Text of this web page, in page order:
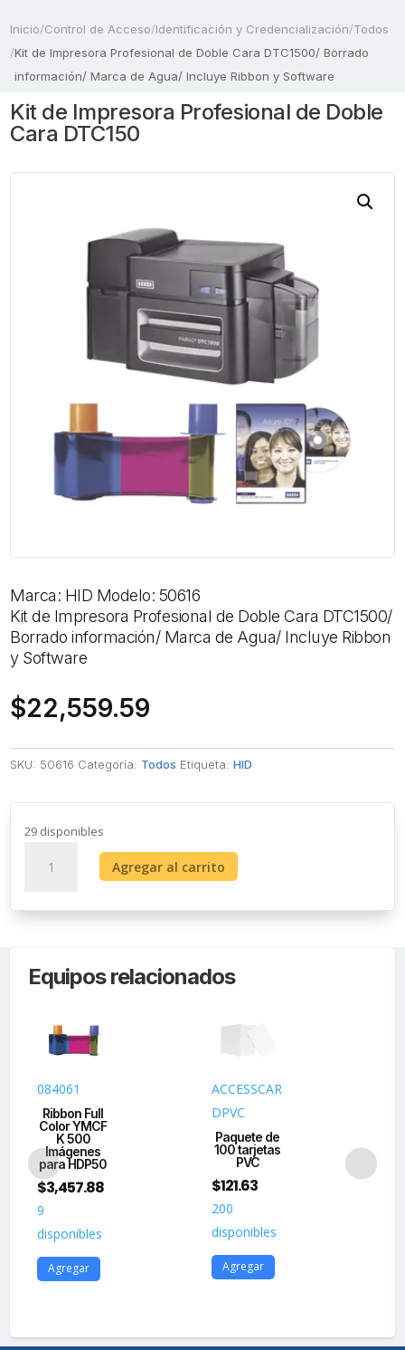
Inicio/Control de Acceso/Identificación y Credencialización/Todos
/Kit de Impresora Profesional de Doble Cara DTC1500/ Borrado
información/ Marca de Agua/ Incluye Ribbon y Software
Kit de Impresora Profesional de Doble
Cara DTC150
Marca: HID Modelo: 50616
Kit de Impresora Profesional de Doble Cara DTC1500/
Borrado información/ Marca de Agua/ Incluye Ribbon
y Software
$22,559.59
SKU: 50616 Categoría: Todos Etiqueta:HID
29 disponibles
Profesional
Cara
información/
Marca
Incluye
Ribbon
y
Software
cantidad
Agregar al carrito
Equipos relacionados
084061
Ribbon Full
Color YMCF
K 500
Imágenes
para HDP50
$3,457.88
9
disponibles
Agregar
ACCESSCAR
DPVC
Paquete de
100 tarjetas
PVC
$121.63
200
disponibles
Agregar